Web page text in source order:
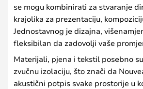
se mogu kombinirati za stvaranje
krajolika za prezentaciju,
Jednostavnog je dizajna,
fleksibilan da zadovolji vaše
Materijali, pjena i tekstil posebno
zvučnu izolaciju, što znači da
akustični potpis svake prostorije u